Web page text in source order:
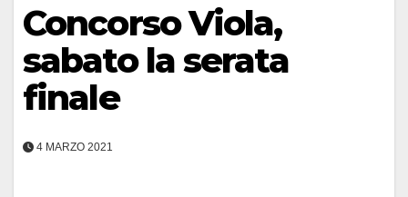
Concorso Viola,
sabato la serata
finale
4 MARZO 2021